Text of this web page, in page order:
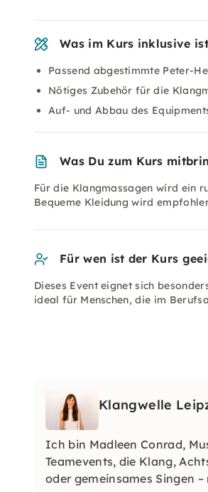
Was im Kurs inklusive ist
Passend abgestimmte Peter-
Nötiges Zubehör für die
Auf- und Abbau des
Was Du zum Kurs
Für die Klangmassagen wird ein
Bequeme Kleidung wird
Für wen ist der Kurs
Dieses Event eignet sich
ideal für Menschen, die im
Klangwelle
Ich bin Madleen Conrad,
Teamevents, die Klang,
oder gemeinsames Singen